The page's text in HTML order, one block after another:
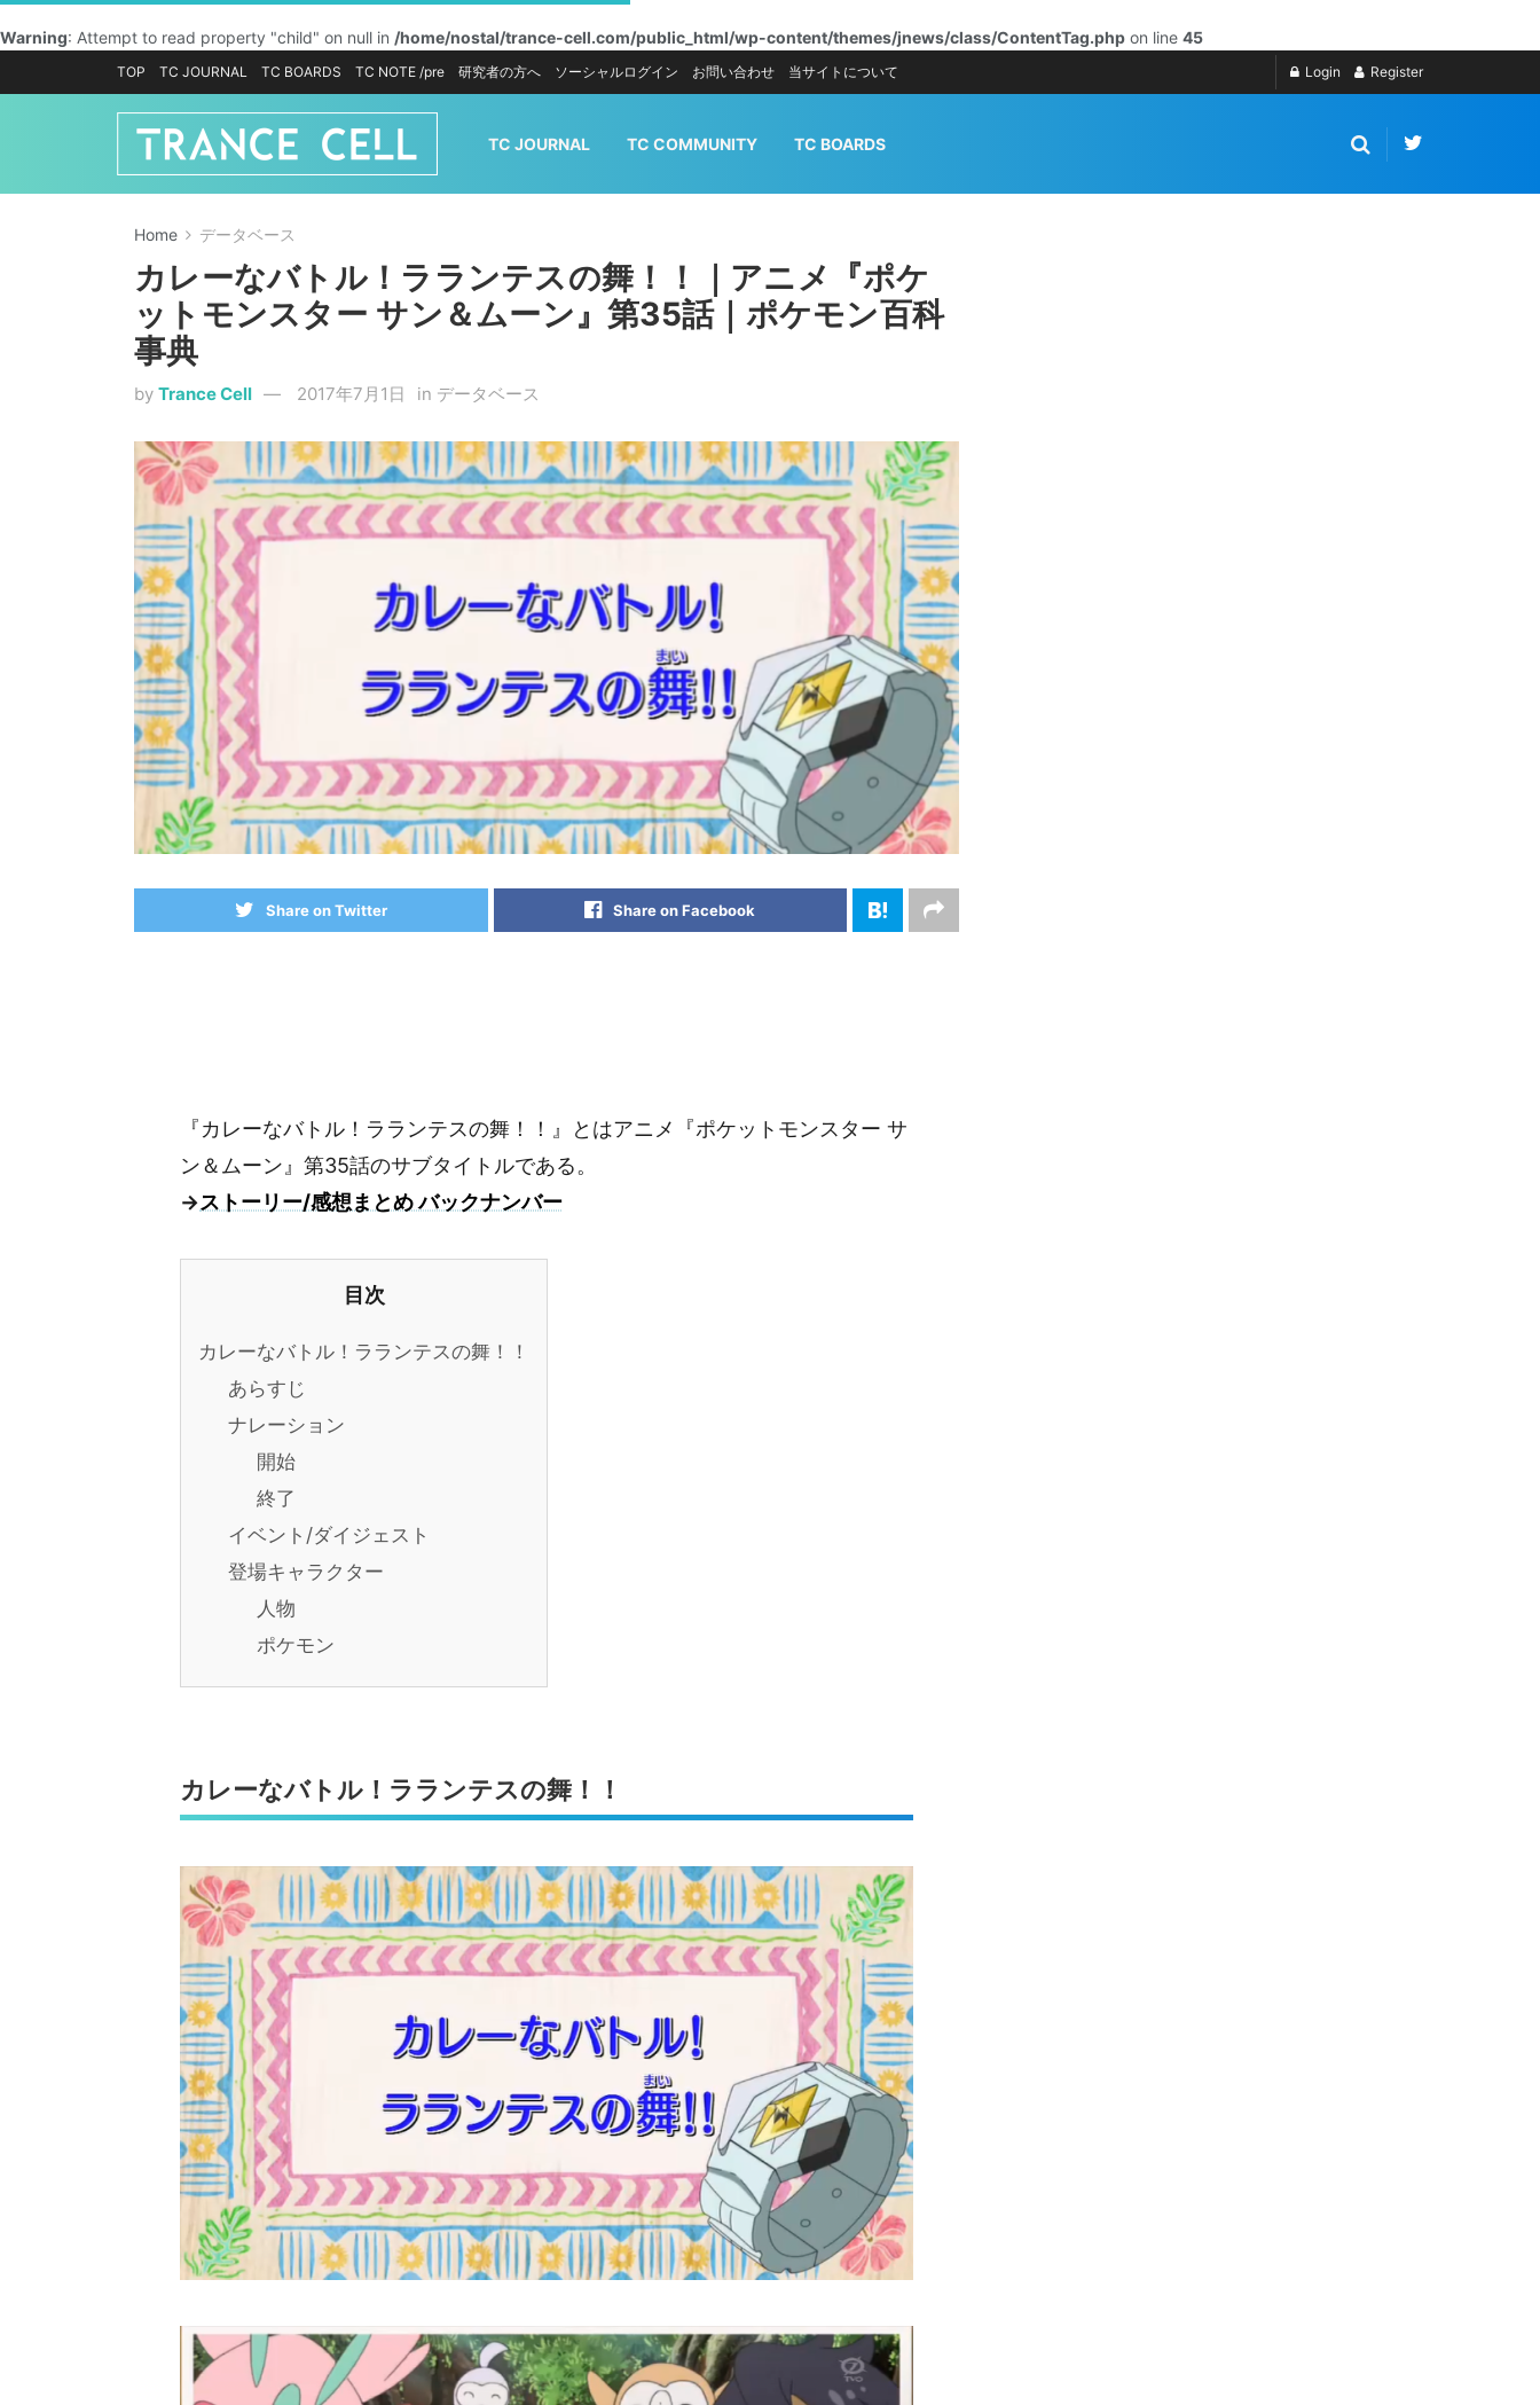
Warning: Attempt to read property "child" on null in /home/nostal/trance-cell.com/public_html/wp-content/themes/jnews/class/ContentTag.php on line 45
TOP TC JOURNAL TC BOARDS TC NOTE /pre 研究者の方へ ソーシャルログイン お問い合わせ 当サイトについて Login Register
TC JOURNAL TC COMMUNITY TC BOARDS
Home データベース
カレーなバトル！ラランテスの舞！！｜アニメ『ポケ
ットモンスター サン＆ムーン』第35話｜ポケモン百科
事典
by Trance Cell 2017年7月1日 in データベース
Share on Twitter Share on Facebook
『カレーなバトル！ラランテスの舞！！』とはアニメ『ポケットモンスター サ
ン＆ムーン』第35話のサブタイトルである。
→ストーリー/感想まとめ バックナンバー
目次
カレーなバトル！ラランテスの舞！！
あらすじ
ナレーション
開始
終了
イベント/ダイジェスト
登場キャラクター
人物
ポケモン
カレーなバトル！ラランテスの舞！！